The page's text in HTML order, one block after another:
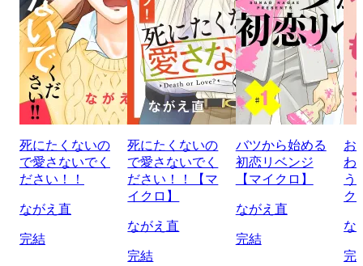
死にたくないの
で愛さないでく
ださい！！
ながえ直
完結
死にたくないの
で愛さないでく
ださい！！【マ
イクロ】
ながえ直
完結
バツから始める
初恋リベンジ
【マイクロ】
ながえ直
完結
お
わ
う
ク
な
完